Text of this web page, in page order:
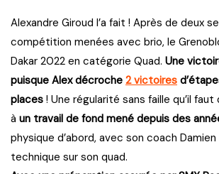
Alexandre Giroud l’a fait ! Après de deux
compétition menées avec brio, le
Dakar 2022 en catégorie Quad. Une
puisque Alex décroche 2 victoires
places ! Une régularité sans faille qu’il
à un travail de fond mené depuis des
physique d’abord, avec son coach Damien
technique sur son quad.